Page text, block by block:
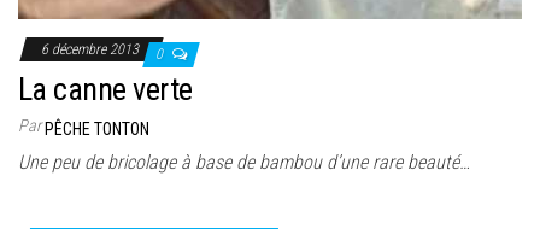
6 décembre 2013 0
La canne verte
ParPÊCHE TONTON
Une peu de bricolage à base de bambou d’une rare beauté…